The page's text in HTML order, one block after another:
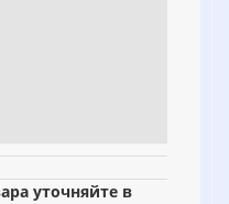
уточняйте в